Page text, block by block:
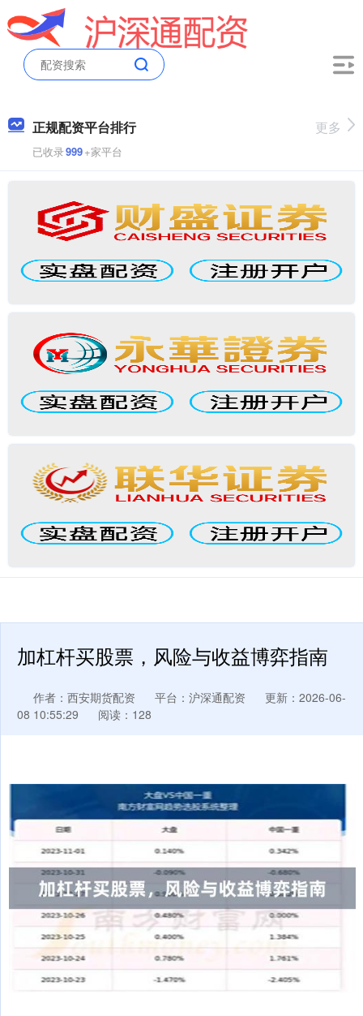
正规配资平台排行
已收录999+家平台
更多
加杠杆买股票，风险与收益博弈指南
作者：西安期货配资 平台：沪深通配资
更新：2026-06-
08 10:55:29
阅读：128